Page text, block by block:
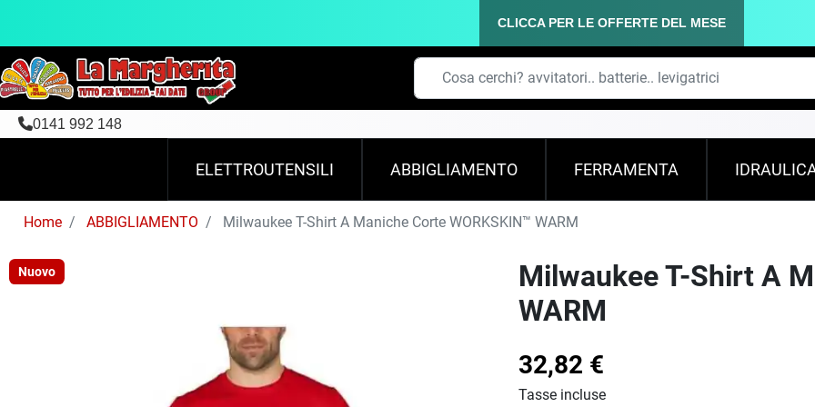
CLICCA PER LE OFFERTE DEL MESE
0141 992 148
ELETTROUTENSILI ABBIGLIAMENTO FERRAMENTA
Home ABBIGLIAMENTO Milwaukee T-Shirt A Maniche Corte WORKSKIN™ WARM
Nuovo
Milwaukee T-Shirt A
WARM
32,82 €
Tasse incluse